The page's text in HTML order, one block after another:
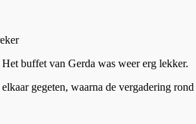
buffet van Gerda was weer erg lekker.
gegeten, waarna de vergadering